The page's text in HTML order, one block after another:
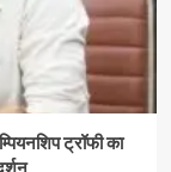
ट्रॉफी का